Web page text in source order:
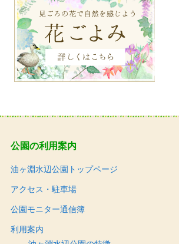
公園の利用案内
油ヶ淵水辺公園トップページ
アクセス・駐車場
公園モニター通信簿
利用案内